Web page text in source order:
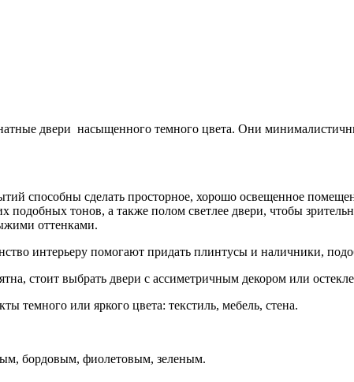
двери насыщенного темного цвета. Они
способны сделать просторное, хорошо освещенное
тонов, а также полом светлее двери, чтобы
оттенками.
интерьеру помогают придать плинтусы и наличники,
стоит выбрать двери с ассиметричным декором или
темного или яркого цвета: текстиль, мебель, стена.
бордовым, фиолетовым, зеленым.